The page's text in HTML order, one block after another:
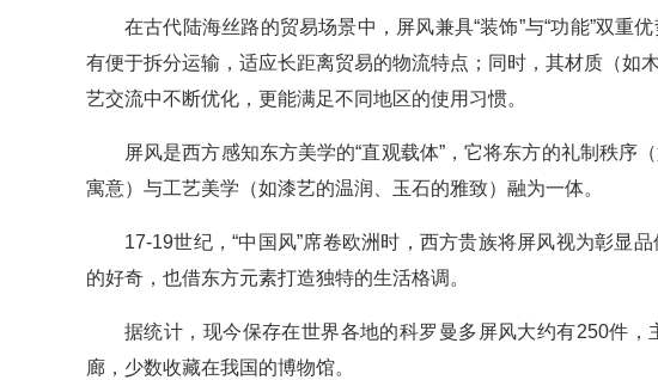
在古代陆海丝路的贸易场景中，屏风兼具“装饰”与“功能”双重
有便于拆分运输，适应长距离贸易的物流特点；同时，其材质（如
艺交流中不断优化，更能满足不同地区的使用习惯。
屏风是西方感知东方美学的“直观载体”，它将东方的礼制秩
寓意）与工艺美学（如漆艺的温润、玉石的雅致）融为一体。
17-19世纪，“中国风”席卷欧洲时，西方贵族将屏风视为彰显
的好奇，也借东方元素打造独特的生活格调。
据统计，现今保存在世界各地的科罗曼多屏风大约有250件
廊，少数收藏在我国的博物馆。